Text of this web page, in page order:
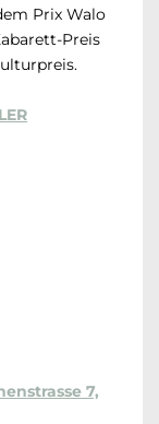
Prix Walo
Preis
7,